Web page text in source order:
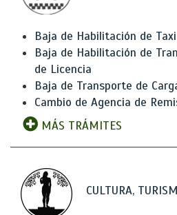
Baja de Habilitación de
Baja de Habilitación de
de Licencia
Baja de Transporte de
Cambio de Agencia de
MÁS TRÁMITES
CULTURA,